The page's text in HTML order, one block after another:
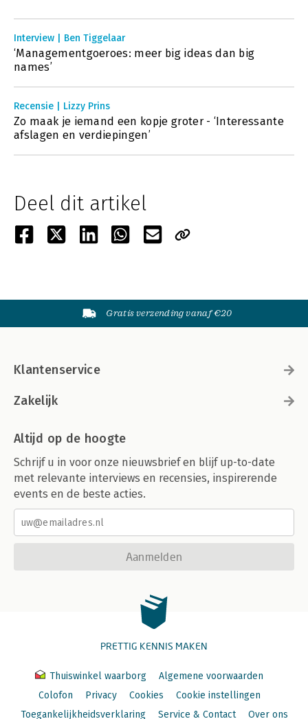
Interview | Ben Tiggelaar
‘Managementgoeroes: meer big ideas dan big
names’
Recensie | Lizzy Prins
Zo maak je iemand een kopje groter - ‘Interessante
afslagen en verdiepingen’
Deel dit artikel
Gratis verzending vanaf €20
Klantenservice
Zakelijk
Altijd op de hoogte
Schrijf u in voor onze nieuwsbrief en blijf up-to-date
met relevante interviews en recensies, inspirerende
events en de beste acties.
Aanmelden
PRETTIG KENNIS MAKEN
Thuiswinkel waarborg
Algemene voorwaarden
Colofon
Privacy Cookies
Cookie instellingen
Toegankelijkheidsverklaring
Service & Contact Over ons